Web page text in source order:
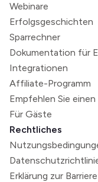
Webinare
Erfolgsgeschichten
Sparrechner
Dokumentation für
Integrationen
Affiliate-Programm
Empfehlen Sie einen
Für Gäste
Rechtliches
Erklärung zur